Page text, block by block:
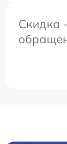
Скидка